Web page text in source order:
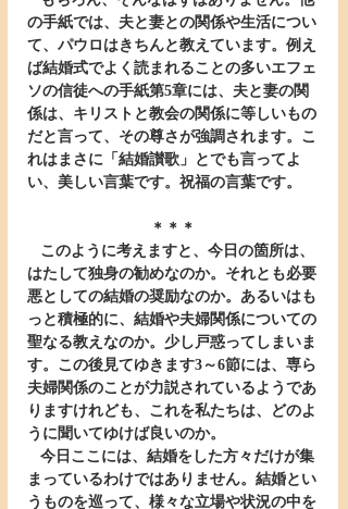
の手紙では、夫と妻との関係や生活につい
て、パウロはきちんと教えています。例え
ば結婚式でよく読まれることの多いエフェ
ソの信徒への手紙第5章には、夫と妻の関
係は、キリストと教会の関係に等しいもの
だと言って、その尊さが強調されます。こ
れはまさに「結婚讃歌」とでも言ってよ
い、美しい言葉です。祝福の言葉です。
＊＊＊
はたして独身の勧めなのか。それとも必要
悪としての結婚の奨励なのか。あるいはも
っと積極的に、結婚や夫婦関係についての
聖なる教えなのか。少し戸惑ってしまいま
す。この後見てゆきます3～6節には、専ら
夫婦関係のことが力説されているようであ
りますけれども、これを私たちは、どのよ
うに聞いてゆけば良いのか。
まっているわけではありません。結婚とい
うものを巡って、様々な立場や状況の中を